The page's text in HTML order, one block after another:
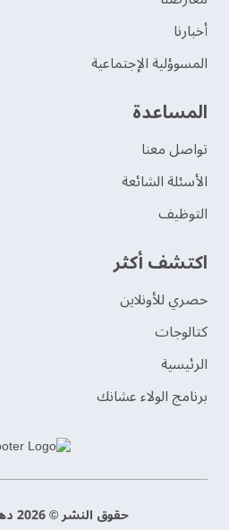
‫أخبارنا‬
المسوؤلية الإجتماعية
‫المساعدة‬
تواصل معنا
الأسئلة الشائعة
التوظيف
اكتشف أكثر
حصري للأونلاين
‫كتالوجات‬
الرئيسية
برنامج الولاء عشانك
حقوق النشر © 2026 دهانات الجزيرة